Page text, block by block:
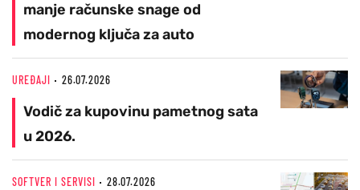
manje računske snage od
modernog ključa za auto
UREĐAJI 26.07.2026
Vodič za kupovinu pametnog sata
u 2026.
SOFTVER I SERVISI 28.07.2026